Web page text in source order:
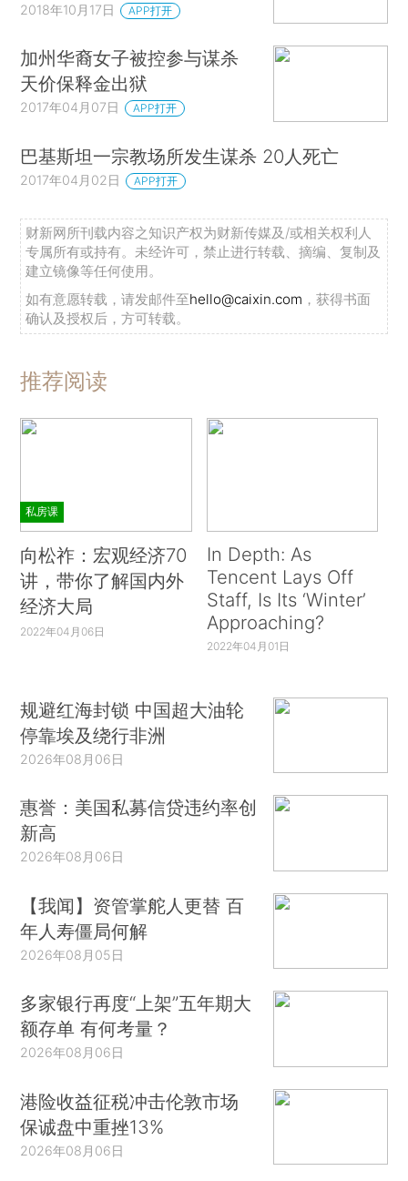
2018年10月17日 APP打开
加州华裔女子被控参与谋杀
天价保释金出狱
2017年04月07日 APP打开
巴基斯坦一宗教场所发生谋杀 20人死亡
2017年04月02日 APP打开
财新网所刊载内容之知识产权为财新传媒及/或相关权利人
专属所有或持有。未经许可，禁止进行转载、摘编、复制及
建立镜像等任何使用。
如有意愿转载，请发邮件至hello@caixin.com ，获得书面
确认及授权后，方可转载。
推荐阅读
私房课
向松祚：宏观经济70
讲，带你了解国内外
经济大局
2022年04月06日
In Depth: As
Tencent Lays Off
Staff, Is Its ‘Winter’
Approaching?
2022年04月01日
规避红海封锁 中国超大油轮
停靠埃及绕行非洲
2026年08月06日
惠誉：美国私募信贷违约率创
新高
2026年08月06日
【我闻】资管掌舵人更替 百
年人寿僵局何解
2026年08月05日
多家银行再度“上架”五年期大
额存单 有何考量？
2026年08月06日
港险收益征税冲击伦敦市场
保诚盘中重挫13%
2026年08月06日